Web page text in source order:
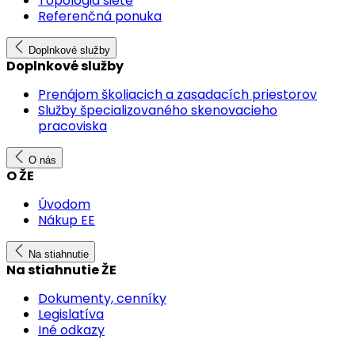
Referenčná ponuka
Doplnkové služby
Doplnkové služby
Prenájom školiacich a zasadacích priestorov
Služby špecializovaného skenovacieho
pracoviska
O nás
O ŽE
Úvodom
Nákup EE
Na stiahnutie
Na stiahnutie ŽE
Dokumenty, cenníky
Legislatíva
Iné odkazy